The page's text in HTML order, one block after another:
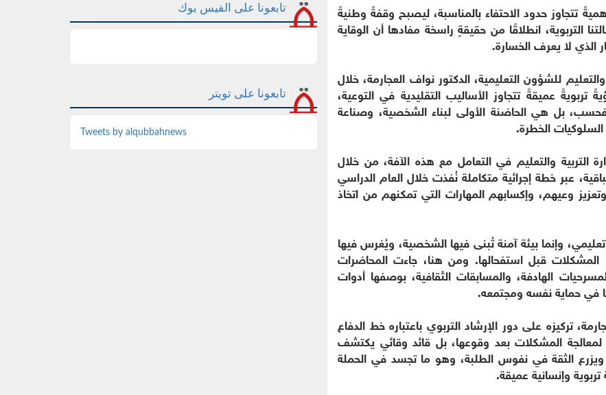
تتجاوز حدود الاحتفاء بالمناسبة، ليصبح وقفةً وطنيةً
التربوية، انطلاقًا من حقيقةٍ راسخة مفادها أن الوقاية
الذي لا يعرف الخسارة.
للشؤون التعليمية، الدكتور نواف العجارمة، خلال
تربويةً عميقةً تتجاوز الأساليب التقليدية في التوعية،
بل هي الحاضنة الأولى لبناء الشخصية، وصناعة
الخطرة.
التربية والتعليم في التعامل مع هذه الآفة، من خلال
عبر خطة إجرائية متكاملة نُفذت خلال العام الدراسي
وتعزيز وعيهم، وإكسابهم المهارات التي تمكنهم من اتخاذ
وإنما بيئة آمنة تُبنى فيها الشخصية، ويُغرس فيها
المشكلات قبل استفحالها. ومن هنا، جاءت المحاضرات
الهادفة، والمسابقات الثقافية، بوصفها أدوات
في حماية نفسه ومجتمعه.
تركيزه على دور الإرشاد التربوي باعتباره خط الدفاع
المشكلات بعد وقوعها، بل قائد وقائي يكتشف
الثقة في نفوس الطلبة، وهو ما تجسد في الحملة
وإنسانية عميقة.
تابعونا على الفيس بوك
تابعونا على تويتر
Tweets by alqubbahnews